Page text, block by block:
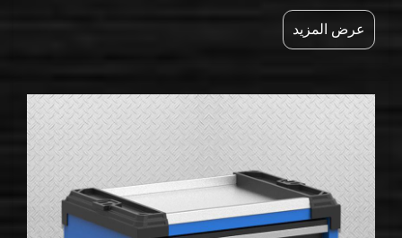
مرائبهم أو قبوهم. وأفضل خيار ضمن هذه العروض
للأدوات — وهذا هو ما تبحثون عنه! فهي، من ناحية، مرنة...
عرض المزيد